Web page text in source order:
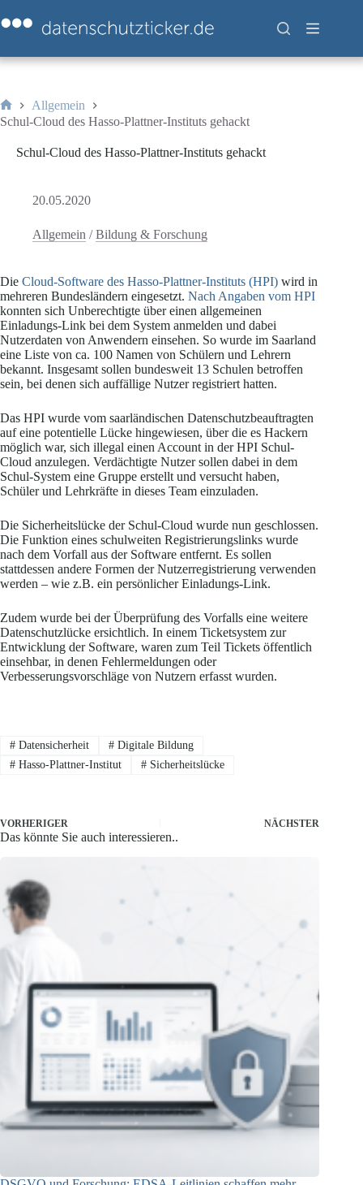
Inhalt
springen
Start
Allgemein
Schul-Cloud des Hasso-Plattner-Instituts gehackt
Schul-Cloud des Hasso-Plattner-Instituts gehackt
20.05.2020
Allgemein /Bildung & Forschung
Die Cloud-Software des Hasso-Plattner-Instituts (HPI) wird in
mehreren Bundesländern eingesetzt. Nach Angaben vom HPI
konnten sich Unberechtigte über einen allgemeinen
Einladungs-Link bei dem System anmelden und dabei
Nutzerdaten von Anwendern einsehen. So wurde im Saarland
eine Liste von ca. 100 Namen von Schülern und Lehrern
bekannt. Insgesamt sollen bundesweit 13 Schulen betroffen
sein, bei denen sich auffällige Nutzer registriert hatten.
Das HPI wurde vom saarländischen Datenschutzbeauftragten
auf eine potentielle Lücke hingewiesen, über die es Hackern
möglich war, sich illegal einen Account in der HPI Schul-
Cloud anzulegen. Verdächtigte Nutzer sollen dabei in dem
Schul-System eine Gruppe erstellt und versucht haben,
Schüler und Lehrkräfte in dieses Team einzuladen.
Die Sicherheitslücke der Schul-Cloud wurde nun geschlossen.
Die Funktion eines schulweiten Registrierungslinks wurde
nach dem Vorfall aus der Software entfernt. Es sollen
stattdessen andere Formen der Nutzerregistrierung verwenden
werden – wie z.B. ein persönlicher Einladungs-Link.
Zudem wurde bei der Überprüfung des Vorfalls eine weitere
Datenschutzlücke ersichtlich. In einem Ticketsystem zur
Entwicklung der Software, waren zum Teil Tickets öffentlich
einsehbar, in denen Fehlermeldungen oder
Verbesserungsvorschläge von Nutzern erfasst wurden.
#Datensicherheit #Digitale Bildung
#Hasso-Plattner-Institut #Sicherheitslücke
VORHERIGER NÄCHSTER
Das könnte Sie auch interessieren..